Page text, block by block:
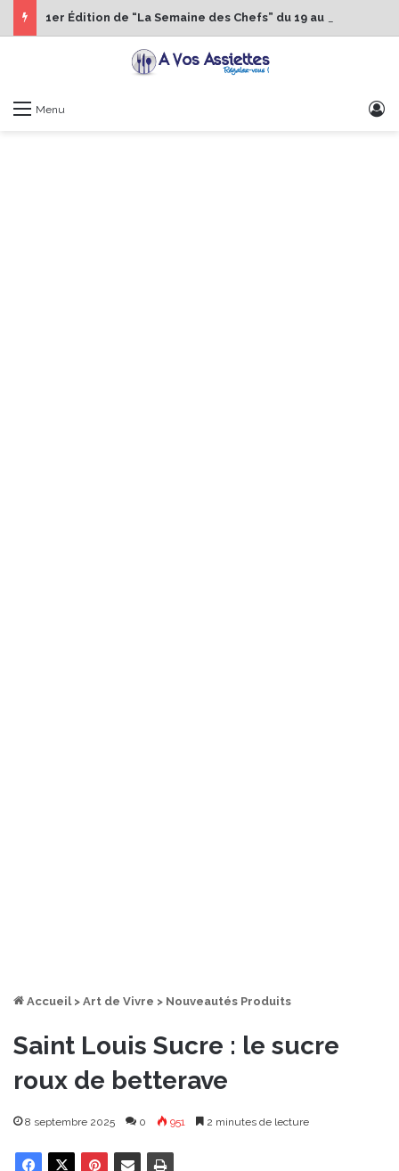
Menu
Accueil > Art de Vivre > Nouveautés Produits
Saint Louis Sucre : le sucre
roux de betterave
8 septembre 2025 0 951 2 minutes de lecture